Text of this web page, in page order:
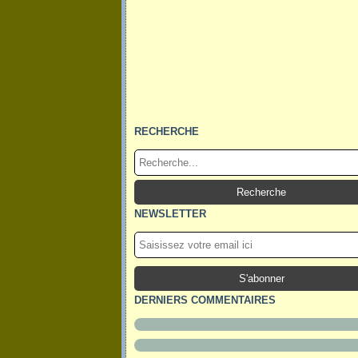
RECHERCHE
NEWSLETTER
DERNIERS COMMENTAIRES